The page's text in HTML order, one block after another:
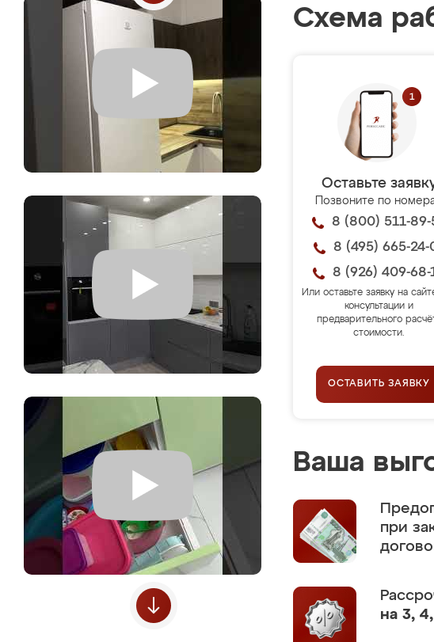
Схема
Оставьте
Позвоните по
8 (800) 511-89-
8 (495) 665-24-
8 (926) 409-68-
Или оставьте заявку на
консультации и
предварительного
стоимости.
ОСТАВИТЬ ЗАЯВКУ
Ваша
при
на 3,